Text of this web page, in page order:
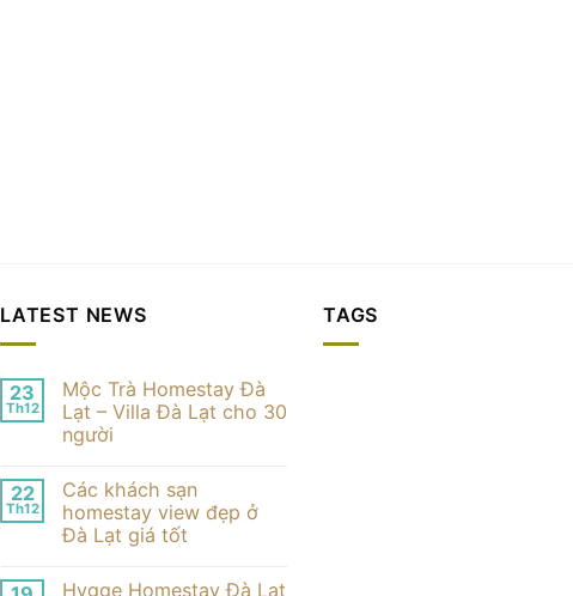
LATEST NEWS
23
Th12
Mộc Trà Homestay Đà
Lạt – Villa Đà Lạt cho 30
người
bình
luận
ở
Mộc
Đà
22
Th12
Các khách sạn
homestay view đẹp ở
Đà Lạt giá tốt
bình
Hygge Homestay Đà Lạt
TAGS